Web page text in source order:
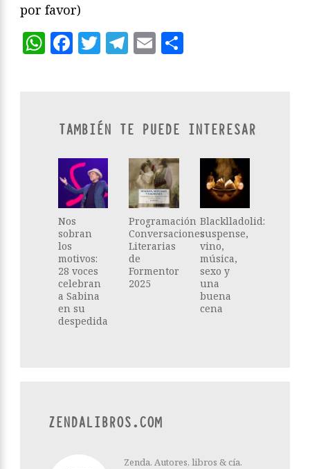
por favor)
WhatsApp
Facebook
Twitter
Telegram
Email
TAMBIÉN TE PUEDE INTERESAR
Nos
sobran
los
motivos:
28 voces
celebran
a Sabina
en su
despedida
Programación
Conversaciones
Literarias
de
Formentor
2025
Blacklladolid:
suspense,
vino,
música,
sexo y
una
buena
cena
ZENDALIBROS.COM
Zenda. Autores, libros & cía.